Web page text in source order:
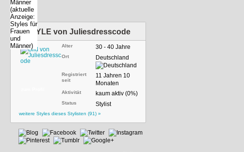
STYLE von Juliesdresscode
Alter 30 - 40 Jahre
Ort Deutschland
Registriert
seit
11 Jahren 10
Monaten
Aktivität kaum aktiv (0%)
Status Stylist
weitere Styles dieses Stylisten (91) »